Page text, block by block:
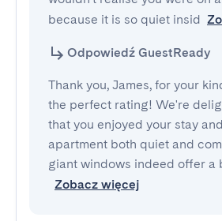
because it is so quiet insid
Odpowiedź GuestReady
Thank you, James, for your
the perfect rating! We're
that you enjoyed your stay
apartment both quiet and
giant windows indeed offer a
Zobacz więcej